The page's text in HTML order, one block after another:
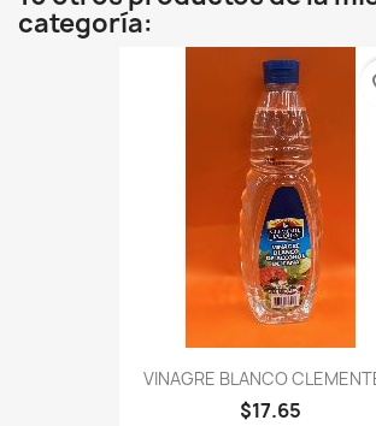
categoría:
VINAGRE BLANCO
$17.65